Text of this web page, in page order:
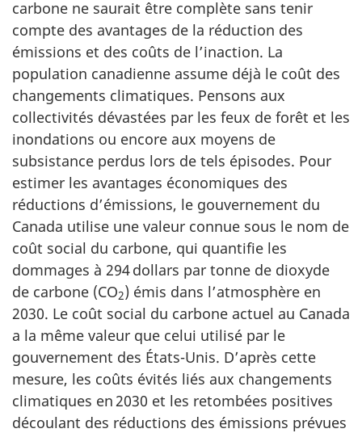
carbone ne saurait être complète sans tenir
compte des avantages de la réduction des
émissions et des coûts de l’inaction. La
population canadienne assume déjà le coût des
changements climatiques. Pensons aux
collectivités dévastées par les feux de forêt et les
inondations ou encore aux moyens de
subsistance perdus lors de tels épisodes. Pour
estimer les avantages économiques des
réductions d’émissions, le gouvernement du
Canada utilise une valeur connue sous le nom de
coût social du carbone, qui quantifie les
dommages à 294 dollars par tonne de dioxyde
de carbone (CO2) émis dans l’atmosphère en
2030. Le coût social du carbone actuel au Canada
a la même valeur que celui utilisé par le
gouvernement des États-Unis. D’après cette
mesure, les coûts évités liés aux changements
climatiques en 2030 et les retombées positives
découlant des réductions des émissions prévues